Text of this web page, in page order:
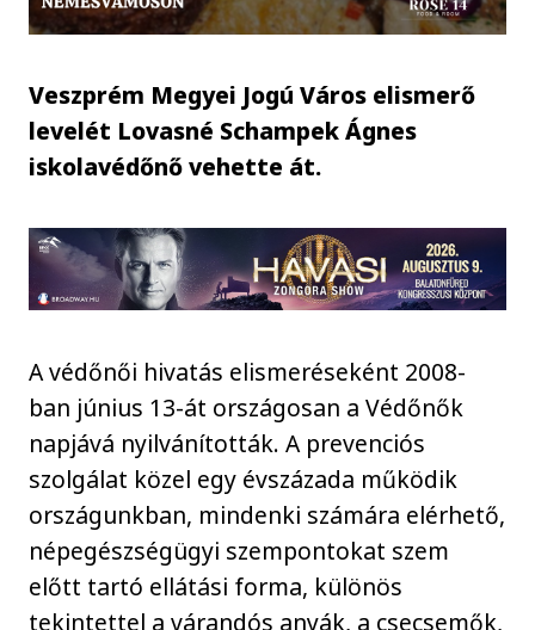
Veszprém Megyei Jogú Város elismerő
levelét Lovasné Schampek Ágnes
iskolavédőnő vehette át.
A védőnői hivatás elismeréseként 2008-
ban június 13-át országosan a Védőnők
napjává nyilvánították. A prevenciós
szolgálat közel egy évszázada működik
országunkban, mindenki számára elérhető,
népegészségügyi szempontokat szem
előtt tartó ellátási forma, különös
tekintettel a várandós anyák, a csecsemők,